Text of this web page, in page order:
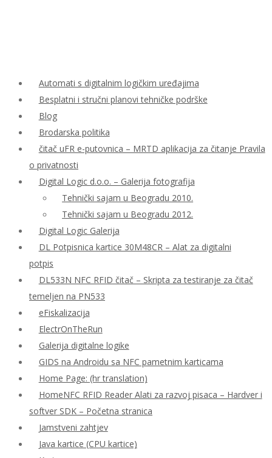
Automati s digitalnim logičkim uređajima
Besplatni i stručni planovi tehničke podrške
Blog
Brodarska politika
čitač uFR e-putovnica – MRTD aplikacija za čitanje Pravila
o privatnosti
Digital Logic d.o.o. – Galerija fotografija
Tehnički sajam u Beogradu 2010.
Tehnički sajam u Beogradu 2012.
Digital Logic Galerija
DL Potpisnica kartice 30M48CR – Alat za digitalni
potpis
DL533N NFC RFID čitač – Skripta za testiranje za čitač
temeljen na PN533
eFiskalizacija
ElectrOnTheRun
Galerija digitalne logike
GIDS na Androidu sa NFC pametnim karticama
Home Page: (hr translation)
HomeNFC RFID Reader Alati za razvoj pisaca – Hardver i
softver SDK – Početna stranica
Jamstveni zahtjev
Java kartice (CPU kartice)